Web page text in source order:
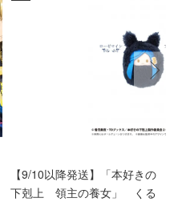
【9/10以降発送】「本好きの
下剋上 領主の養女」 くる